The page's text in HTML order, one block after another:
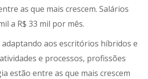
as que mais crescem. Salários
a R$ 33 mil por mês.
adaptando aos escritórios híbridos e
e processos, profissões
estão entre as que mais crescem